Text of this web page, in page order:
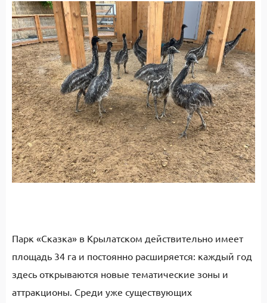
Парк «Сказка» в Крылатском действительно имеет
площадь 34 га и постоянно расширяется: каждый год
здесь открываются новые тематические зоны и
аттракционы. Среди уже существующих